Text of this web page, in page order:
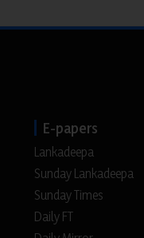
E-papers
Lankadeepa
Sunday Lankadeepa
Sunday Times
Daily FT